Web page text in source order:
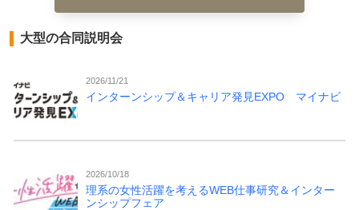
大型の合同説明会
2026/11/21
インターンシップ＆キャリア発見EXPO マイナビ
2026/10/18
理系の女性活躍を考えるWEB仕事研究＆インター
ンシップフェア